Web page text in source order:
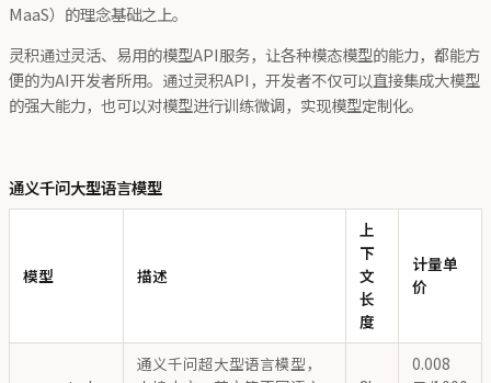
MaaS）的理念基础之上。
灵积通过灵活、易用的模型API服务，让各种模态模型的能力，都能方
便的为AI开发者所用。通过灵积API，开发者不仅可以直接集成大模型
的强大能力，也可以对模型进行训练微调，实现模型定制化。
通义千问大型语言模型
模型 描述
上
下
文
长
度
计量单
价
通义千问超大型语言模型，
0.008